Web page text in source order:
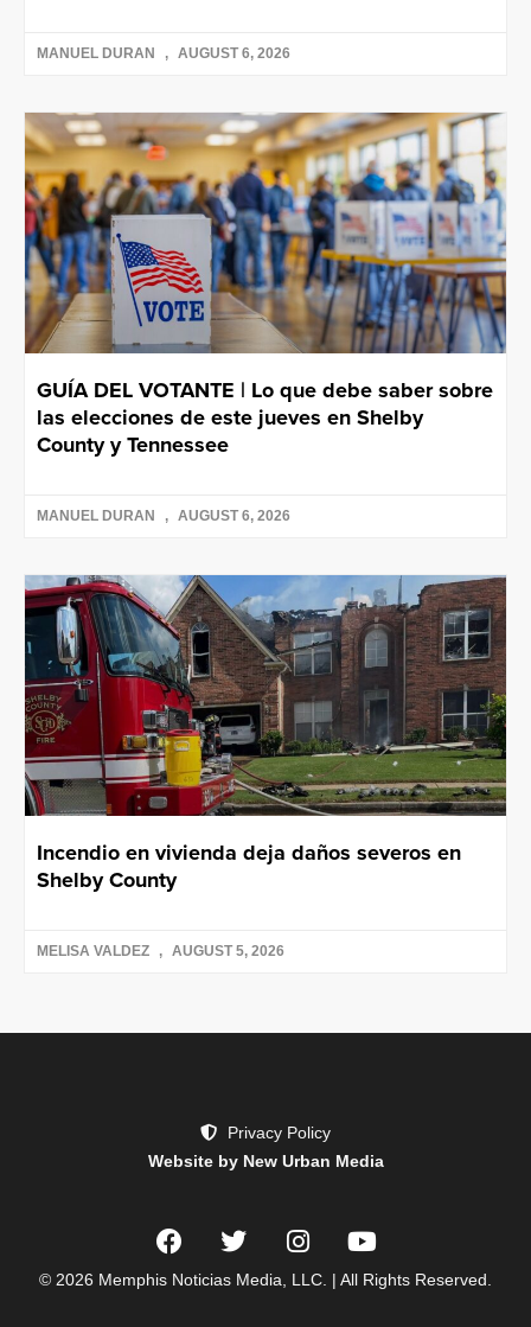
MANUEL DURAN AUGUST 6, 2026
GUÍA DEL VOTANTE | Lo que debe saber sobre
las elecciones de este jueves en Shelby
County y Tennessee
MANUEL DURAN AUGUST 6, 2026
Incendio en vivienda deja daños severos en
Shelby County
MELISA VALDEZ AUGUST 5, 2026
Privacy Policy
Website by New Urban Media
© 2026 Memphis Noticias Media, LLC. | All Rights Reserved.